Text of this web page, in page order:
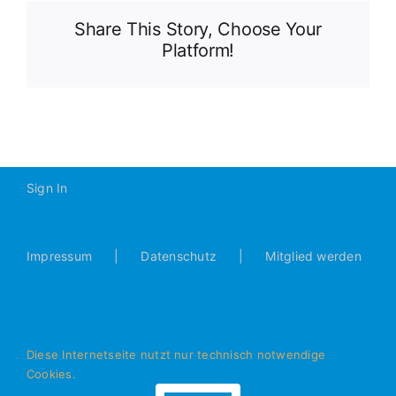
Share This Story, Choose Your
Platform!
Sign In
Impressum Datenschutz Mitglied werden
© Alle Rechte vorbehalten - JFG Donautal Bad Abbach e.V.
Diese Internetseite nutzt nur technisch notwendige
Cookies.